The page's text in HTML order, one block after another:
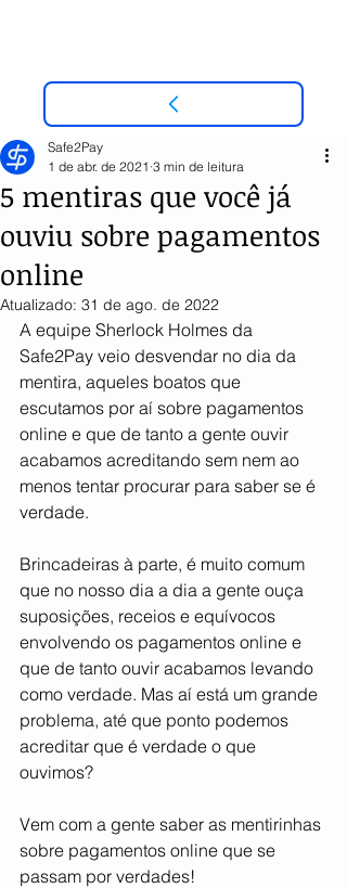
5 mentiras que você já
ouviu sobre pagamentos
online
Safe2Pay
1 de abr. de 2021 3 min de leitura
Atualizado: 31 de ago. de 2022
A equipe Sherlock Holmes da
Safe2Pay veio desvendar no dia da
mentira, aqueles boatos que
escutamos por aí sobre pagamentos
online e que de tanto a gente ouvir
acabamos acreditando sem nem ao
menos tentar procurar para saber se é
verdade.
Brincadeiras à parte, é muito comum
que no nosso dia a dia a gente ouça
suposições, receios e equívocos
envolvendo os pagamentos online e
que de tanto ouvir acabamos levando
como verdade. Mas aí está um grande
problema, até que ponto podemos
acreditar que é verdade o que
ouvimos?
Vem com a gente saber as mentirinhas
sobre pagamentos online que se
passam por verdades!